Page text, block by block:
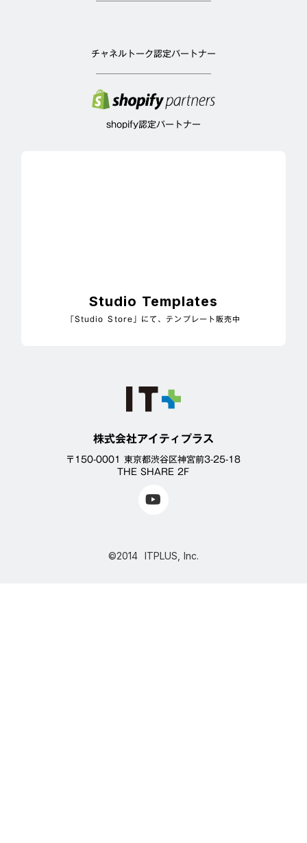
株式会社アイティプラス
〒150-0001 東京都渋谷区神宮前3-25-18
THE SHARE 2F
チャネルトーク認定パートナー
shopify認定パートナー
Studio Templates
「Studio Store」にて、テンプレート販売中
©2014 ITPLUS, Inc.